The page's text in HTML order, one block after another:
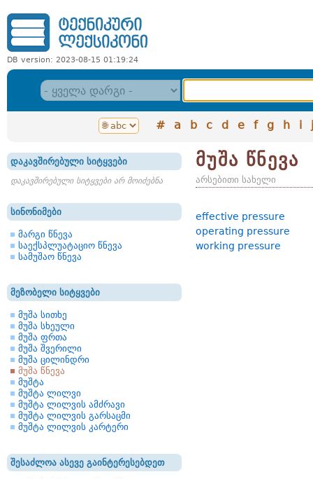
DB version: 2023-08-15 01:19:24
# a b c d e f g h i j
დაკავშირებული სიტყვები
დაკავშირებული სიტყვები არ მოიძებნა
სინონიმები
მარგი წნევა
საექსპლუატაციო წნევა
სამუშაო წნევა
მეზობელი სიტყვები
მუშა სითხე
მუშა სხეული
მუშა ფრთა
მუშა შვერილი
მუშა ცილინდრი
მუშა წნევა
მუშტა
მუშტა ლილვი
მუშტა ლილვის ამძრავი
მუშტა ლილვის გარსაცმი
მუშტა ლილვის კარტერი
შესაძლოა ასევე გაინტერესებდეთ
მუშა წნევა
არსებითი სახელი
effective pressure
operating pressure
working pressure